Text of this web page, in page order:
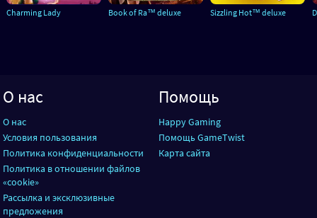
Charming Lady Book of Ra™ deluxe Sizzling Hot™ deluxe
О нас
О нас
Условия пользования
Политика конфиденциальности
Политика в отношении файлов
«cookie»
Рассылка и эксклюзивные
предложения
Помощь
Happy Gaming
Помощь GameTwist
Карта сайта